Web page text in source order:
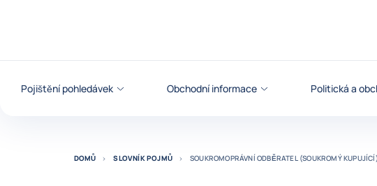
Pojištění pohledávek Obchodní informace Politická a
DOMŮ SLOVNÍK POJMŮ SOUKROMOPRÁVNÍ ODBĚRATEL (SOUKROMÝ KUPUJÍCÍ)